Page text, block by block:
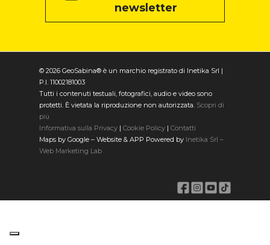
newsletter
© 2026 GeoSabina® è un marchio registrato di Inetika Srl |
P.I. 11002181003
Tutti i contenuti testuali, fotografici, audio e video sono
protetti. È vietata la riproduzione non autorizzata. Scopri di
più
Informativa sulla Privacy | Cookie Policy | Contatti
Maps by Google – Website & APP Powered by Inetika Srl –
Web Marketing Lab